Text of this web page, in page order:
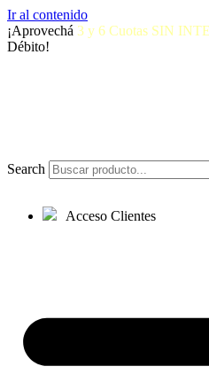
Ir al contenido
¡Aprovechá 3 y 6 Cuotas SIN
Débito!
Search
Acceso Clientes